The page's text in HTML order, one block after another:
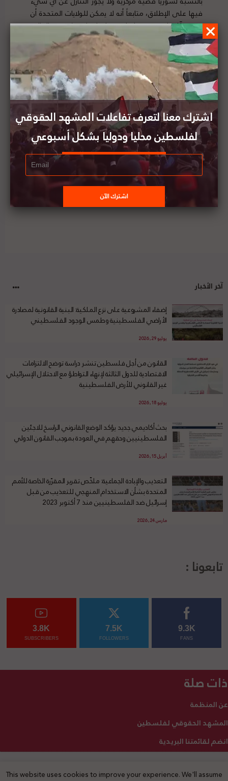
فيها على الإطلاق، متابعاً أنه لا يمكن للولايات المتحدة أن
تفرض آراءها وهيمنتها واستعمارها على شعوب العالم.
لتفاصيل الخبر ومصدره الأصلي،هنا
تقرير المشهد الحقوقي لفلسطين | العدد (27) | 5 -
11 يوليو 2020
وزيرة الهجرة الإسرائيلية: مخطط الضم ليس على جدول
أعمال الحكومة الإسرائيلية هذه الأيام
آخر الأخبار
إضفاء المشروعية على نزع الملكية: البنية القانونية لمصادرة
الأراضي الفلسطينية وطمس الوجود الفلسطيني
يوليو 29, 2026
القانون من أجل فلسطين تنشر دراسة توضح الالتزامات
الاقتصادية للدول الثالثة لإنهاء التواطؤ مع الاحتلال الإسرائيلي
غير القانوني للأرض الفلسطينية
يوليو 18, 2026
بحث أكاديمي جديد يؤكد الوضع القانوني الراسخ للاجئين
الفلسطينيين وحقهم في العودة بموجب القانون الدولي
أبريل 15, 2026
التعذيب والإبادة الجماعية: ملخّص تقرير المقرّرة الخاصة للأمم
المتحدة بشأن الاستخدام المنهجي للتعذيب من قبل
إسرائيل ضد الفلسطينيين منذ 7 أكتوبر 2023
مارس 24, 2026
تابعونا :
9.3K
FANS
7.5K
FOLLOWERS
3.8K
SUBSCRIBERS
ذات صلة
عن المنظمة
المشهد الحقوقي لفلسطين
انضم لقائمتنا البريدية
This website uses cookies to improve your experience. We'll assume
اشترك معنا لتعرف تفاعلات المشهد الحقوقي
لفلسطين محليا ودوليا بشكل أسبوعي